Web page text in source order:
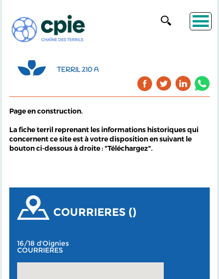
TERRIL 210 A
Page en construction.
La fiche terril reprenant les informations historiques qui
concernent ce site est à votre disposition en suivant le
bouton ci-dessous à droite : "Téléchargez".
COURRIERES ()
16/18 d'Oignies
COURRIERES